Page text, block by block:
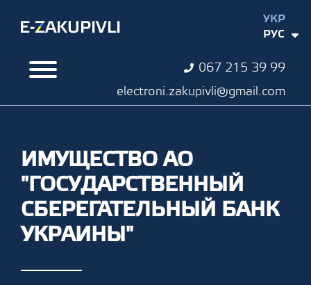
067 215 39 99
electroni.zakupivli@gmail.com
УКР
РУС
ИМУЩЕСТВО АО
"ГОСУДАРСТВЕННЫЙ
СБЕРЕГАТЕЛЬНЫЙ БАНК
УКРАИНЫ"